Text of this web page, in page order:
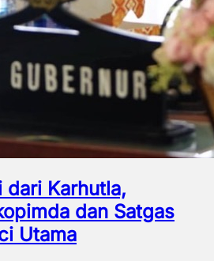
dari Karhutla,
dan Satgas
Utama